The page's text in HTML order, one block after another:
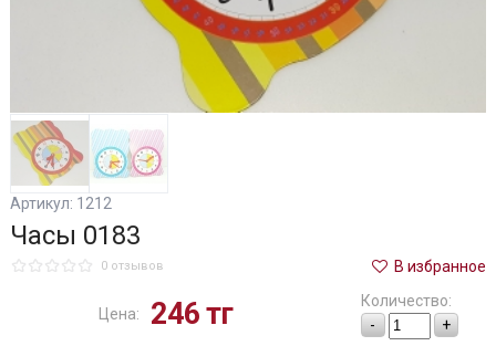
Артикул: 1212
Часы 0183
0 отзывов В избранное
Цена: 246тг
Количество:
-
+